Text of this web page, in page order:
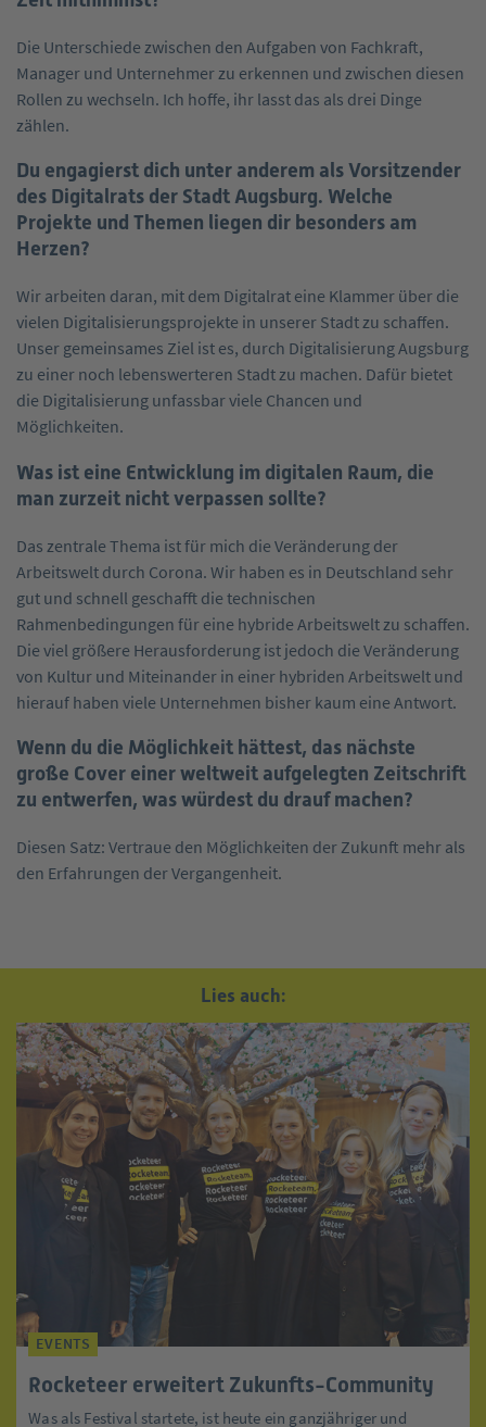
Die Unterschiede zwischen den Aufgaben von Fachkraft,
Manager und Unternehmer zu erkennen und zwischen diesen
Rollen zu wechseln. Ich hoffe, ihr lasst das als drei Dinge
zählen.
Du engagierst dich unter anderem als Vorsitzender
des Digitalrats der Stadt Augsburg. Welche
Projekte und Themen liegen dir besonders am
Herzen?
Wir arbeiten daran, mit dem Digitalrat eine Klammer über die
vielen Digitalisierungsprojekte in unserer Stadt zu schaffen.
Unser gemeinsames Ziel ist es, durch Digitalisierung Augsburg
zu einer noch lebenswerteren Stadt zu machen. Dafür bietet
die Digitalisierung unfassbar viele Chancen und
Möglichkeiten.
Was ist eine Entwicklung im digitalen Raum, die
man zurzeit nicht verpassen sollte?
Das zentrale Thema ist für mich die Veränderung der
Arbeitswelt durch Corona. Wir haben es in Deutschland sehr
gut und schnell geschafft die technischen
Rahmenbedingungen für eine hybride Arbeitswelt zu schaffen.
Die viel größere Herausforderung ist jedoch die Veränderung
von Kultur und Miteinander in einer hybriden Arbeitswelt und
hierauf haben viele Unternehmen bisher kaum eine Antwort.
Wenn du die Möglichkeit hättest, das nächste
große Cover einer weltweit aufgelegten Zeitschrift
zu entwerfen, was würdest du drauf machen?
Diesen Satz: Vertraue den Möglichkeiten der Zukunft mehr als
den Erfahrungen der Vergangenheit.
Lies auch:
EVENTS
Rocketeer erweitert Zukunfts-Community
Was als Festival startete, ist heute ein ganzjähriger und